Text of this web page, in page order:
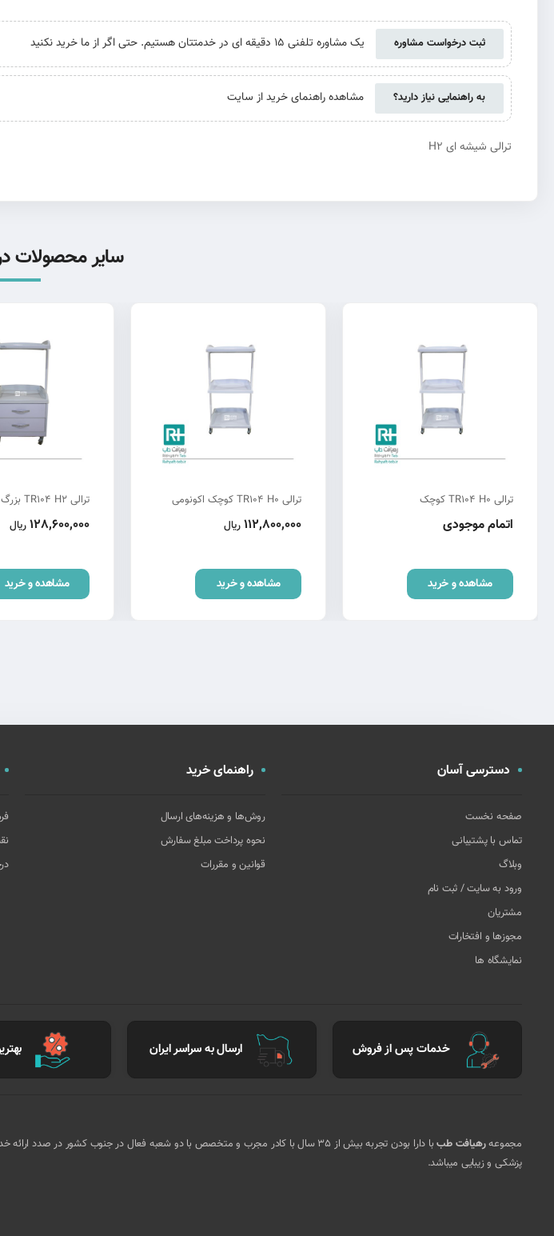
ثبت درخواست مشاوره یک مشاوره تلفنی 15 دقیقه ای در خدمتتان هستیم. حتی اگر از ما خرید نکنید
به راهنمایی نیاز دارید؟ مشاهده راهنمای خرید از سایت
ترالی شیشه ای H2
سایر محصولات
ترالی TR104 H0 کوچک
اتمام موجودی
مشاهده و خرید
ترالی TR104 H0 کوچک اکونومی
112,800,000 ریال
مشاهده و خرید
ترالی TR104 H2 بزرگ اکونومی
128,600,000 ریال
مشاهده و خرید
دسترسی آسان
صفحه نخست
تماس با پشتیبانی
وبلاگ
ورود به سایت / ثبت نام
مشتریان
مجوزها و افتخارات
نمایشگاه ها
راهنمای خرید
روش‌ها و هزینه‌های ارسال
نحوه پرداخت مبلغ سفارش
قوانین و مقررات
خدمات پس از فروش ارسال به سراسر ایران
مجموعهرهیافت طب
با دارا بودن تجربه بیش از 35 سال با کادر مجرب و متخصص با دو شعبه فعال در جنوب کشور در
پزشکی و زیبایی میباشد.